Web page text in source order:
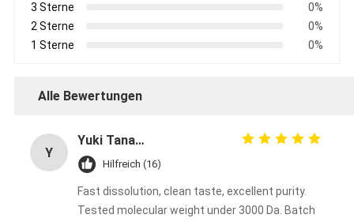
3 Sterne
0%
2 Sterne
0%
1 Sterne
0%
Alle Bewertungen
Y
Yuki Tanaka
Hilfreich (16)
Fast dissolution, clean taste, excellent purity.
Tested molecular weight under 3000 Da. Batch